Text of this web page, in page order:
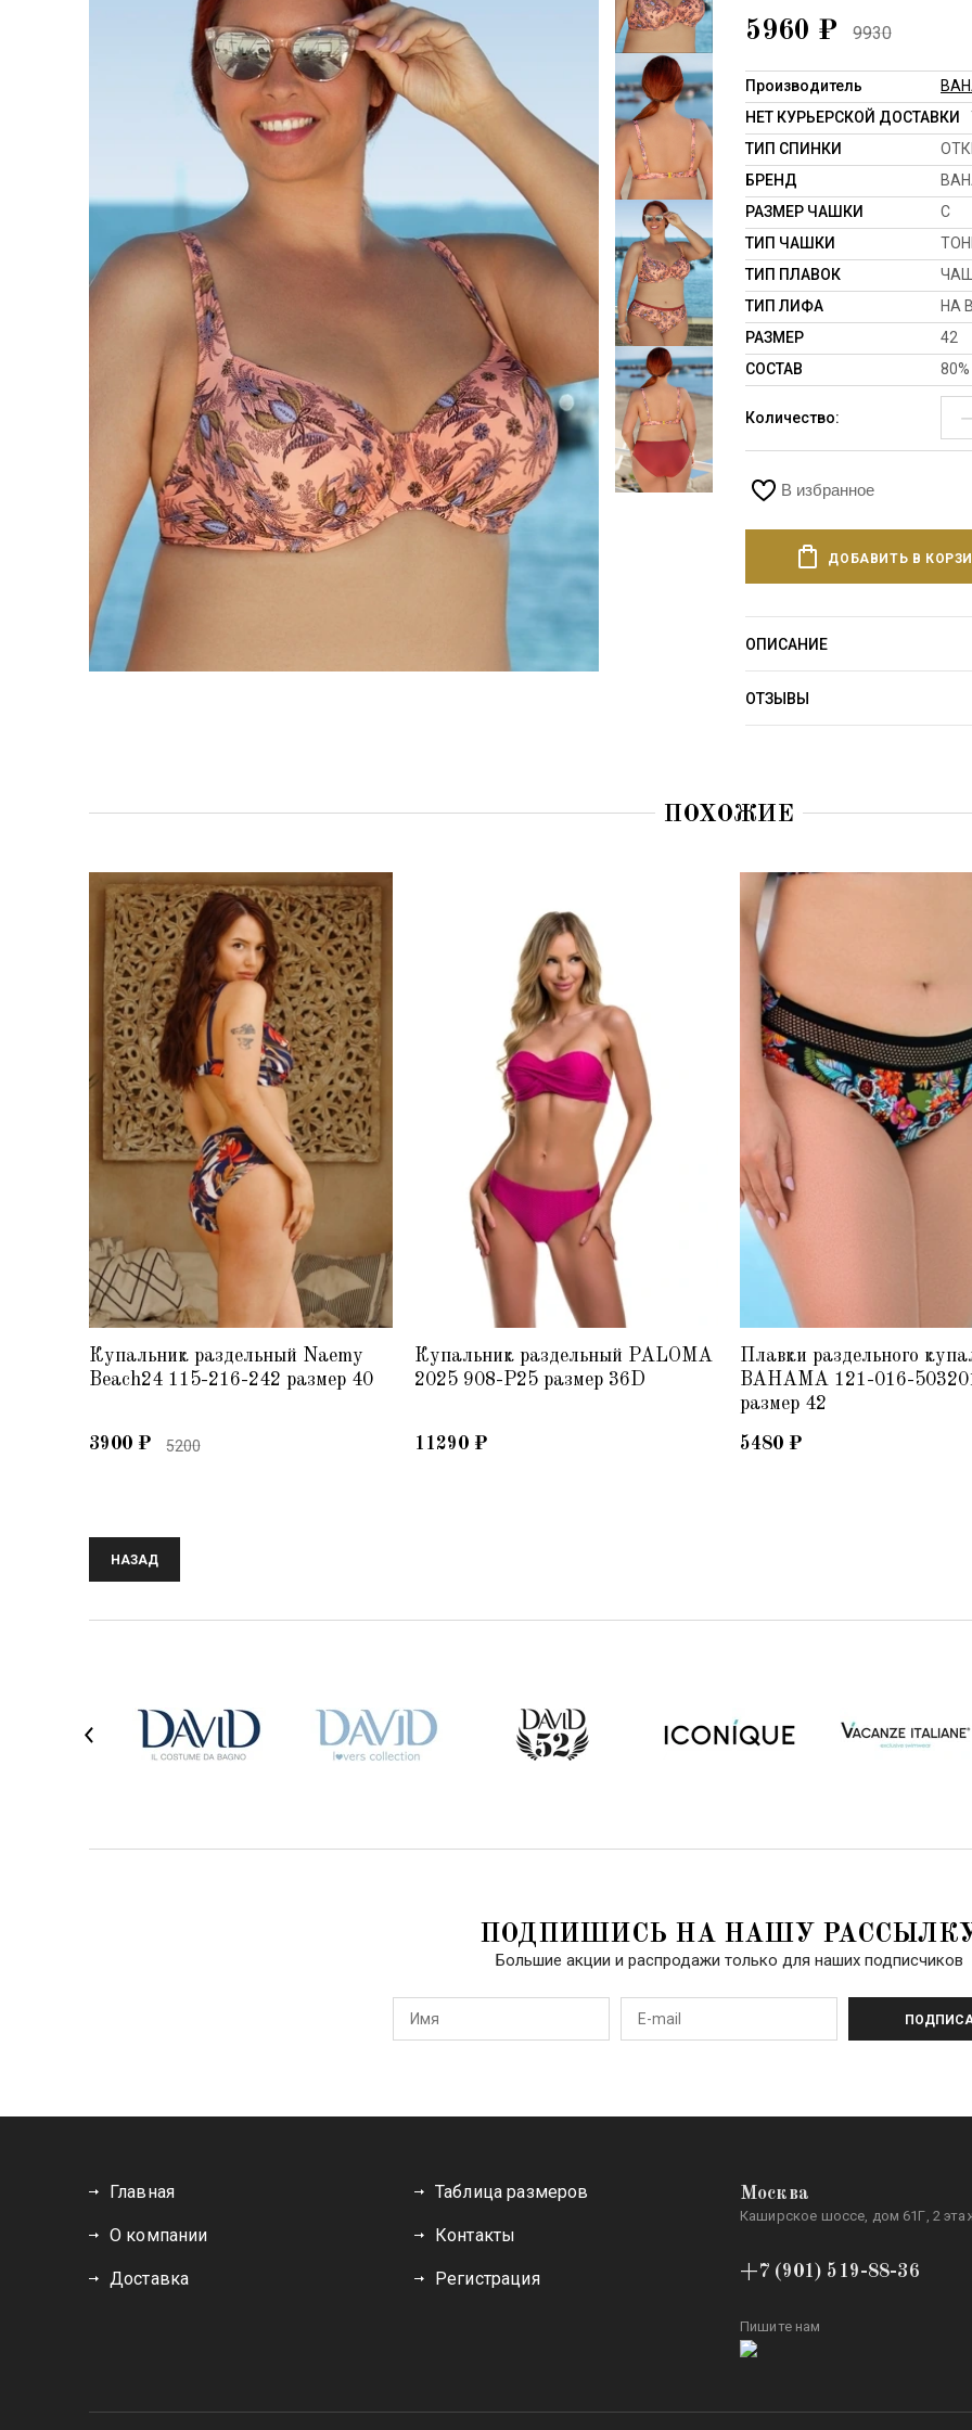
5960 ₽ 9930
Производитель
НЕТ КУРЬЕРСКОЙ ДОСТАВКИ
ТИП СПИНКИ
БРЕНД
РАЗМЕР ЧАШКИ
C
ТИП ЧАШКИ
ТИП ПЛАВОК
ТИП ЛИФА
НА
РАЗМЕР
42
СОСТАВ
Количество:
В избранное
ДОБАВИТЬ В
ОПИСАНИЕ
ОТЗЫВЫ
ПОХОЖИЕ
Купальник раздельный Naemy
Beach24 115-216-242 размер 40
3900 ₽ 5200
Купальник раздельный PALOMA
2025 908-P25 размер 36D
11290 ₽
Плавки раздельного
BAHAMA 121-016-
размер 42
5480 ₽
НАЗАД
ПОДПИШИСЬ НА НАШУ
Большие акции и распродажи только для наших подписчиков
Главная
О компании
Доставка
Таблица размеров
Контакты
Регистрация
Москва
Каширское шоссе, дом 61Г, 2
+7 (901) 519-88-36
Пишите нам